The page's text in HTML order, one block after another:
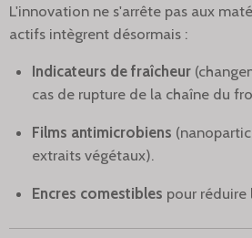
L'innovation ne s'arrête pas aux
actifs intègrent désormais :
Indicateurs de fraîcheur
cas de rupture de la chaîne du
Films antimicrobiens
extraits végétaux).
Encres comestibles pour réduire